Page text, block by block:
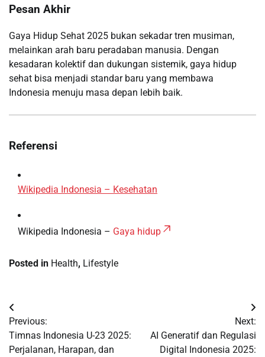
Pesan Akhir
Gaya Hidup Sehat 2025 bukan sekadar tren musiman,
melainkan arah baru peradaban manusia. Dengan
kesadaran kolektif dan dukungan sistemik, gaya hidup
sehat bisa menjadi standar baru yang membawa
Indonesia menuju masa depan lebih baik.
Referensi
Wikipedia Indonesia – Kesehatan
Wikipedia Indonesia – Gaya hidup
Posted in Health, Lifestyle
Post
navigation
Previous:
Timnas Indonesia U-23 2025:
Perjalanan, Harapan, dan
Next:
AI Generatif dan Regulasi
Digital Indonesia 2025: